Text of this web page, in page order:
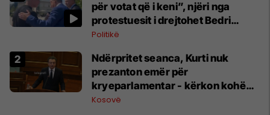
për votat që i keni”, njëri nga
protestuesit i drejtohet Bedri
Hamzës
Politikë
Ndërpritet seanca, Kurti nuk
prezanton emër për
kryeparlamentar - kërkon kohë
shtesë për marrëveshje politike
Kosovë